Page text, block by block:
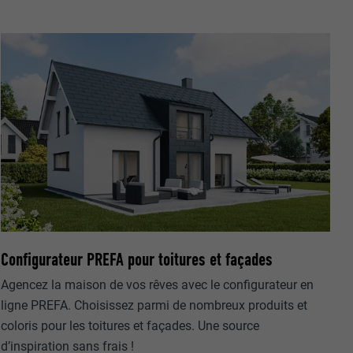
Configurateur PREFA pour toitures et façades
Agencez la maison de vos rêves avec le configurateur en
ligne PREFA. Choisissez parmi de nombreux produits et
coloris pour les toitures et façades. Une source
d’inspiration sans frais !
cookies. Ne
« Suivez-